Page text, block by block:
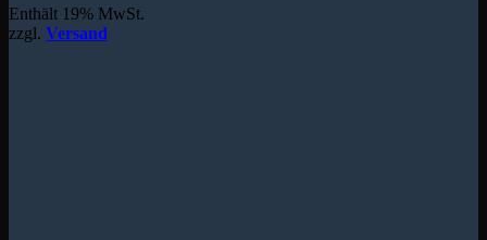
Enthält 19% MwSt.
zzgl. Versand